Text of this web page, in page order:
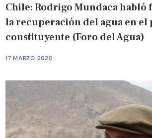
Chile: Rodrigo Mundaca habló
la recuperación del agua en el
constituyente (Foro del Agua)
17 MARZO 2020